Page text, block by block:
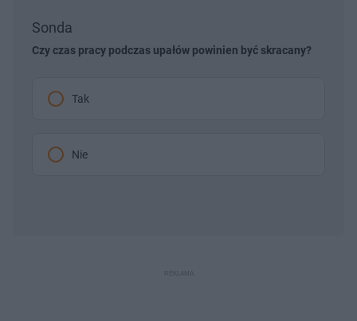
Sonda
Czy czas pracy podczas upałów powinien być skracany?
Tak
Nie